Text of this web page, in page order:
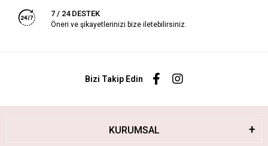
7 / 24 DESTEK
Öneri ve şikayetlerinizi bize iletebilirsiniz.
Bizi Takip Edin
KURUMSAL